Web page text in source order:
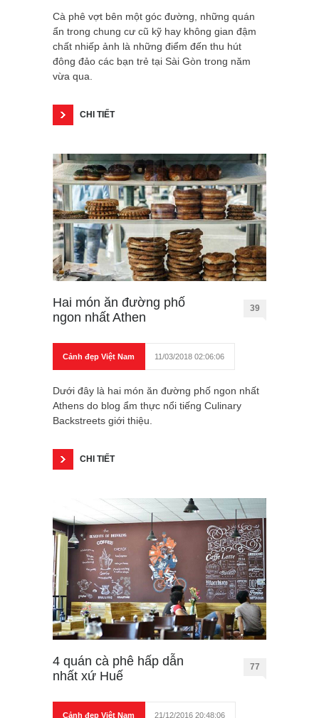
Cà phê vợt bên một góc đường, những quán
ẩn trong chung cư cũ kỹ hay không gian đậm
chất nhiếp ảnh là những điểm đến thu hút
đông đảo các bạn trẻ tại Sài Gòn trong năm
vừa qua.
CHI TIẾT
Hai món ăn đường phố
ngon nhất Athen
39
Cảnh đẹp Việt Nam 11/03/2018 02:06:06
Dưới đây là hai món ăn đường phố ngon nhất
Athens do blog ẩm thực nổi tiếng Culinary
Backstreets giới thiệu.
CHI TIẾT
4 quán cà phê hấp dẫn
nhất xứ Huế
77
Cảnh đẹp Việt Nam 21/12/2016 20:48:06